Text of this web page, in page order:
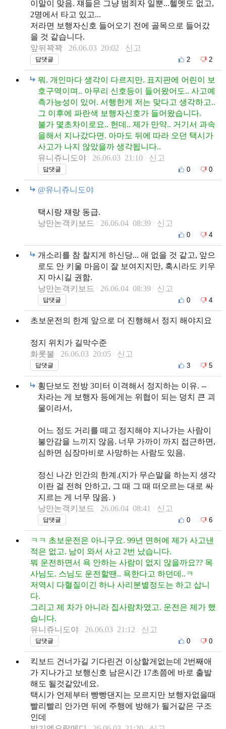
이말이 맞음. 쟤들은 그냥 범죄자 일뿐...헬멧도 없고,
2명에서 타고 있고...
저라면 보행자신호 들어오기 전에 골목으로 들어갔
을 것 같습니다.
앞뒤꽉꽉
26.06.03 20:02 신고
답댓글 2 2
뭐. 개인마다 생각이 다르지만. 표지판에 어린이 보
호구역이며.. 아무리 신호등이 들어왔어도.. 사고예
측가능성이 있어. 서행한게 저는 맞다고 생각하고..
그 이후에 파란색 보행자신호가 들어왔습니다.
불가 몇초차이로요.. 헌데.. 제가 만약.. 거기서 과속
을해서 지나갔다면. 아마도 뒤에 따라 오던 택시가
사고가 나지 않았을까 생각됩니다..
유니쥬니도야
26.06.03 21:10 신고
답댓글 0 0
@유니쥬니도야
택시랑 쟤랑 동급.
낭만논객키보드
26.06.04 08:39 신고
0 4
개소리를 참 찰지게 하신당... 애 없을 것 같고, 앞으
로도 안 키울 마음이 잘 보여지지만, 혹시라도 키우
지 마시길 권함.
낭만논객키보드
26.06.04 08:39 신고
답댓글 0 4
초보운전의 한계 앞으로 더 진행해서 정지 해야지요
정지 위치가 길막수준
화롯불
26.06.03 20:05 신고
답댓글 3 5
횡단보도 전방 3미터 이격해서 정지하는 이유. --
차라는 게 보행자 등에게는 위협이 되는 덩치 큰 괴
물이라서,
어느 정도 거리를 떼고 정지해야 지나가는 사람이
불안감을 느끼지 않음. 너무 가까이 까지 접근하면,
심하면 심장마비로 사망하는 사람도 있음.
정신 나간 인간의 한계.(지가 무슨말을 하는지 생각
이란 걸 전혀 안하고, 그 때 그 때 떠오르는 대로 싸
지르는 게 너무 많음. )
낭만논객키보드
26.06.04 08:41 신고
답댓글 0 6
ㅋㅋ 초보운전은 아니구요. 99년 면허에 제가 사고낸
적은 없고. 남이 와서 사고 2번 났습니다.
뭐 운전하면서 욕 안하는 사람이 없지 않을까요?? 목
사님도. 스님도 운전할땐.. 욕한다고 하던데..ㅋ
저역시 다혈질이긴 하나 사리분별정도는 하고 삽니
다.
그리고 제 차가 아니라 집사람차였고. 운전은 제가 했
습니다.
유니쥬니도야
26.06.03 21:12 신고
답댓글 0 0
킥보드 건너가길 기다린건 이상할게없는데 2번째애
가 지나가고 보행신호 남은시간 17초쯤에 바로 출발
해도 될것같았네요.
택시가 언제부터 빵빵댄지는 모르지만 보행자없을때
빨리빨리 안가면 뒤에 주행에 방해가 될거같은 구조
인데